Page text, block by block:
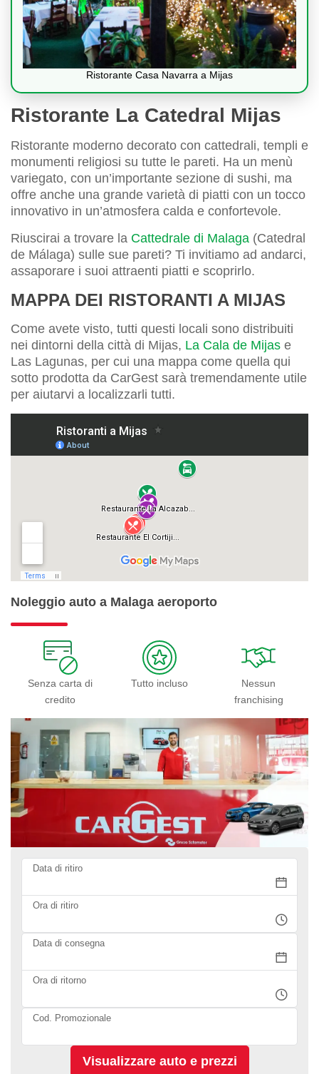
Ristorante Casa Navarra a Mijas
Ristorante La Catedral Mijas
Ristorante moderno decorato con cattedrali, templi e
monumenti religiosi su tutte le pareti. Ha un menù
variegato, con un’importante sezione di sushi, ma
offre anche una grande varietà di piatti con un tocco
innovativo in un’atmosfera calda e confortevole.
Riuscirai a trovare la Cattedrale di Malaga (Catedral
de Málaga) sulle sue pareti? Ti invitiamo ad andarci,
assaporare i suoi attraenti piatti e scoprirlo.
MAPPA DEI RISTORANTI A MIJAS
Come avete visto, tutti questi locali sono distribuiti
nei dintorni della città di Mijas, La Cala de Mijas e
Las Lagunas, per cui una mappa come quella qui
sotto prodotta da CarGest sarà tremendamente utile
per aiutarvi a localizzarli tutti.
Noleggio auto a Malaga aeroporto
Senza carta di
credito
Tutto incluso
Nessun
franchising
Data di ritiro
Ora di ritiro
Data di consegna
Ora di ritorno
Cod. Promozionale